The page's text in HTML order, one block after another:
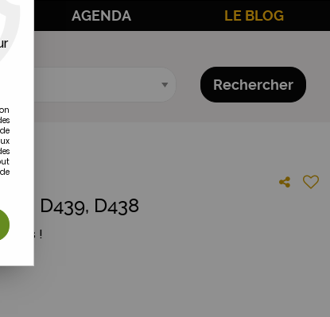
AGENDA LE BLOG
Rechercher
D439, D438
avis !